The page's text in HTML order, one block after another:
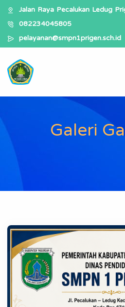
Jalan Raya Pecalukan Ledug
082234045805
pelayanan@smpn1prigen.sch.id
Galeri